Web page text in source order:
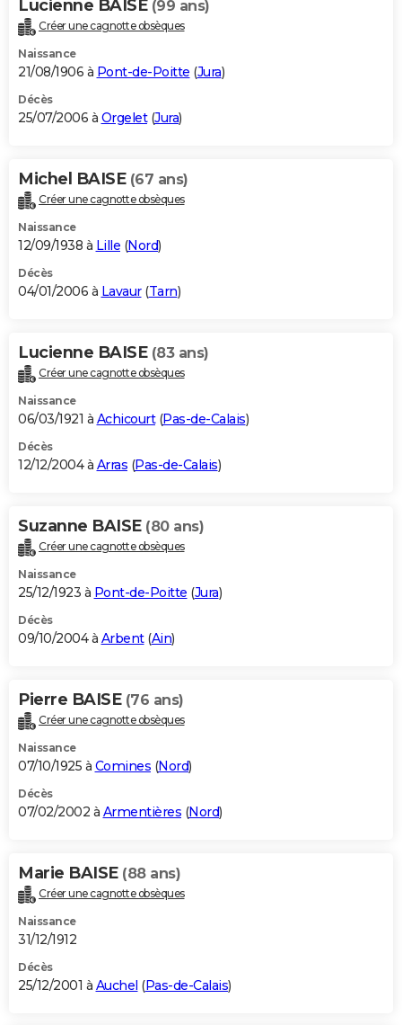
Lucienne BAISE (99 ans)
Créer une cagnotte obsèques
Naissance
21/08/1906 à Pont-de-Poitte (Jura)
Décès
25/07/2006 à Orgelet(Jura)
Michel BAISE (67 ans)
Créer une cagnotte obsèques
Naissance
12/09/1938 à Lille (Nord)
Décès
04/01/2006 à Lavaur(Tarn)
Lucienne BAISE (83 ans)
Créer une cagnotte obsèques
Naissance
06/03/1921 à Achicourt(Pas-de-Calais)
Décès
12/12/2004 à Arras (Pas-de-Calais)
Suzanne BAISE (80 ans)
Créer une cagnotte obsèques
Naissance
25/12/1923 à Pont-de-Poitte (Jura)
Décès
09/10/2004 à Arbent(Ain)
Pierre BAISE (76 ans)
Créer une cagnotte obsèques
Naissance
07/10/1925 à Comines (Nord)
Décès
07/02/2002 à Armentières (Nord)
Marie BAISE (88 ans)
Créer une cagnotte obsèques
Naissance
31/12/1912
Décès
25/12/2001 à Auchel (Pas-de-Calais)